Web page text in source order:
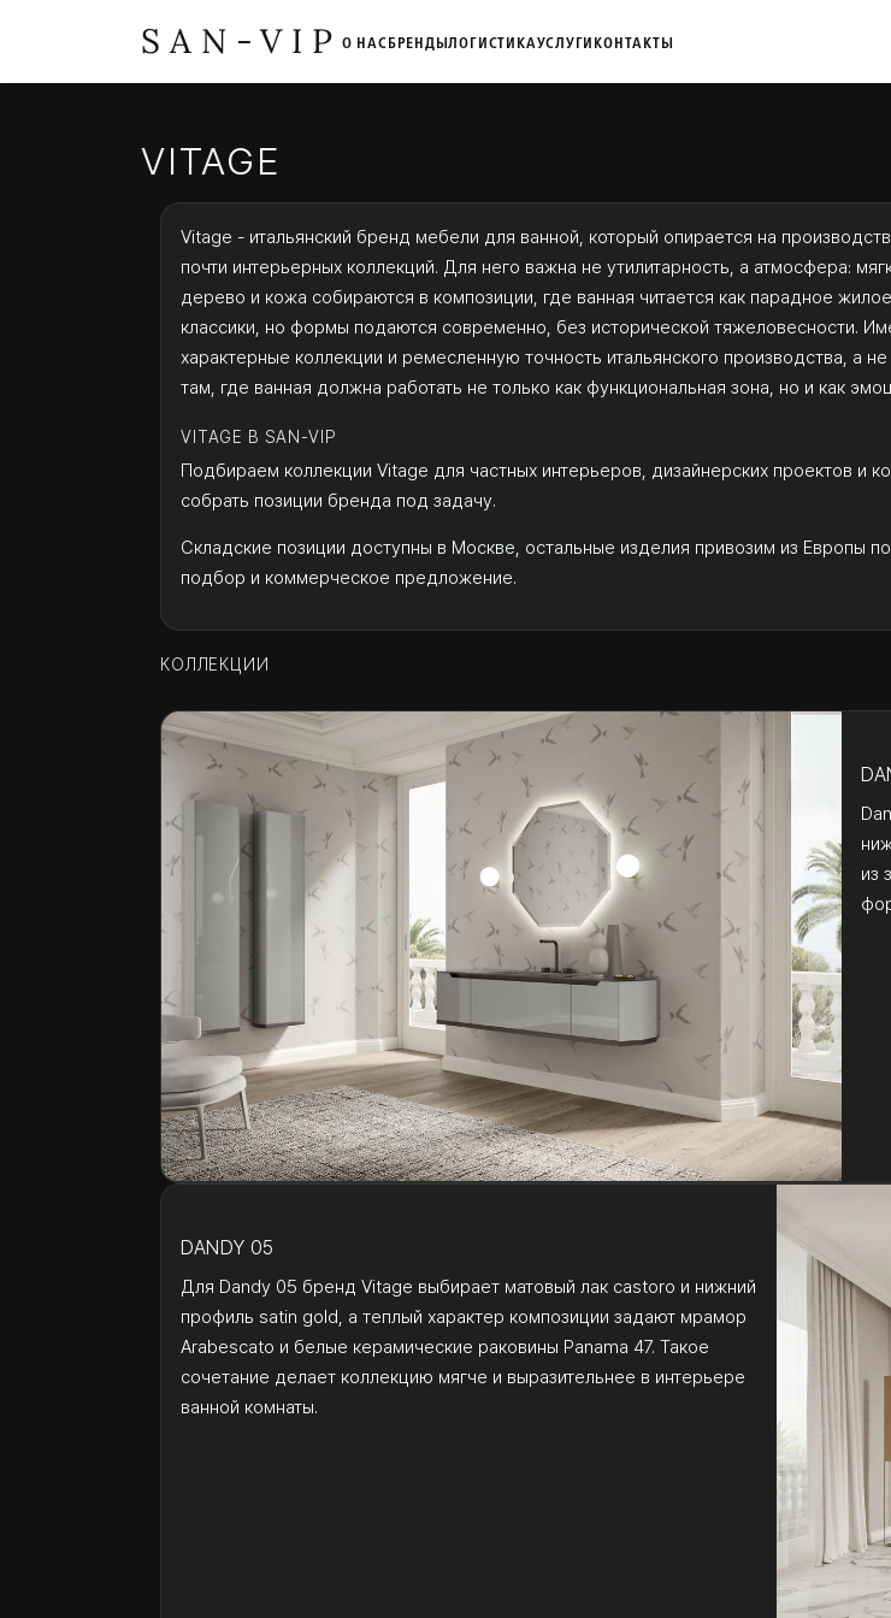
SAN-VIP О НАС БРЕНДЫЛОГИСТИКАУСЛУГИ КОНТАКТЫ
VITAGE
Vitage - итальянский бренд мебели для ванной, который опирается на
почти интерьерных коллекций. Для него важна не утилитарность, а атмосфера:
дерево и кожа собираются в композиции, где ванная читается как парадное
классики, но формы подаются современно, без исторической тяжеловесности.
характерные коллекции и ремесленную точность итальянского производства, а
там, где ванная должна работать не только как функциональная зона, но и как
VITAGE В SAN-VIP
Подбираем коллекции Vitage для частных интерьеров, дизайнерских проектов и
собрать позиции бренда под задачу.
Складские позиции доступны в Москве, остальные изделия привозим из Европы
подбор и коммерческое предложение.
КОЛЛЕКЦИИ
из
DANDY 05
Для Dandy 05 бренд Vitage выбирает матовый лак castoro и нижний
профиль satin gold, а теплый характер композиции задают мрамор
Arabescato и белые керамические раковины Panama 47. Такое
сочетание делает коллекцию мягче и выразительнее в интерьере
ванной комнаты.